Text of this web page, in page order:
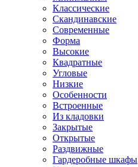
Классические
Скандинавские
Современные
Форма
Высокие
Квадратные
Угловые
Низкие
Особенности
Встроенные
Из кладовки
Закрытые
Открытые
Раздвижные
Гардеробные шкафы